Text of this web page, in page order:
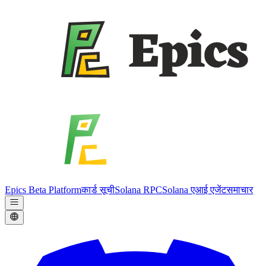
Epics Beta Platformकार्ड सूचीSolana RPCSolana एआई एजेंटसमाचार